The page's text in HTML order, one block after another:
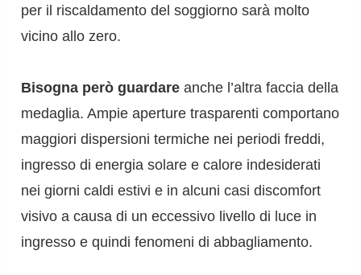
per il riscaldamento del soggiorno sarà molto
vicino allo zero.
Bisogna però guardare anche l’altra faccia della
medaglia. Ampie aperture trasparenti comportano
maggiori dispersioni termiche nei periodi freddi,
ingresso di energia solare e calore indesiderati
nei giorni caldi estivi e in alcuni casi discomfort
visivo a causa di un eccessivo livello di luce in
ingresso e quindi fenomeni di abbagliamento.